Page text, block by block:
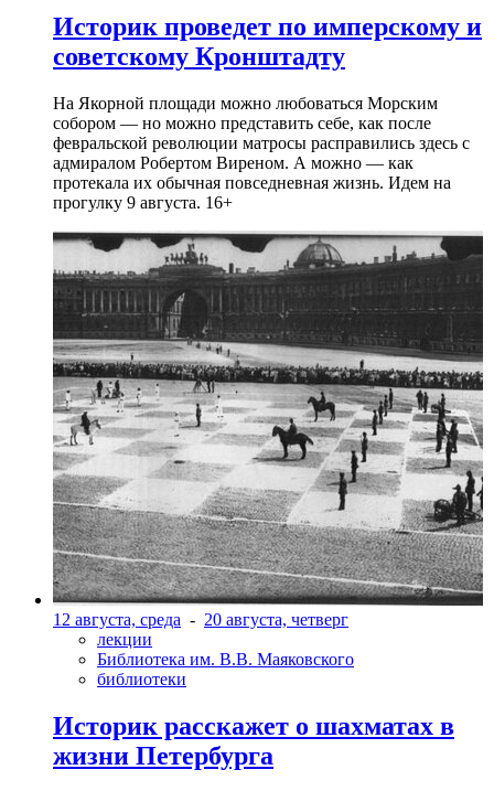
Историк проведет по имперскому и
советскому Кронштадту
На Якорной площади можно любоваться Морским
собором — но можно представить себе, как после
февральской революции матросы расправились здесь с
адмиралом Робертом Виреном. А можно — как
протекала их обычная повседневная жизнь. Идем на
прогулку 9 августа. 16+
12 августа, среда - 20 августа, четверг
лекции
Библиотека им. В.В. Маяковского
библиотеки
Историк расскажет о шахматах в
жизни Петербурга